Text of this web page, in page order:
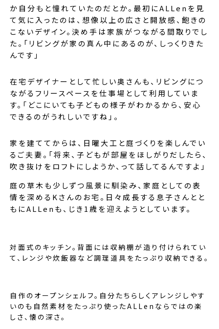
か自分もと憧れていたのだとか。最初にALLenを見
て気に入ったのは、想像以上の広さと開放感、飽きの
こないデザイン。決め手は家族がつながる間取りでし
た。「リビングが家の真ん中にあるのが、しっくりきた
んです」
在宅デザイナーとして忙しい奥さんも、リビングにつ
ながるフリースペースを仕事場として利用していま
す。「どこにいても子どもの様子がわかるから、安心
できるのがうれしいですね」。
家を建ててからは、日曜大工と庭づくりを楽しんでい
るご夫妻。「将来、子どもが部屋をほしがりだしたら、
吹き抜けをロフトにしようか、って話してるんですよ」
庭の草木も少しずつ風景に馴染み、家庭としての表
情を深めるKさんのお宅。日々成長する息子さんとと
もにALLenも、じき1歳を迎えようとしています。
対面式のキッチン。背面には収納棚が造り付けられてい
て、レンジや炊飯器など調理道具をたっぷり収納できる。
自作のオープンシェルフ。自分たちらしくアレンジしやす
いのも自然素材をたっぷり使ったALLenならではの楽
しさ、懐の深さ。